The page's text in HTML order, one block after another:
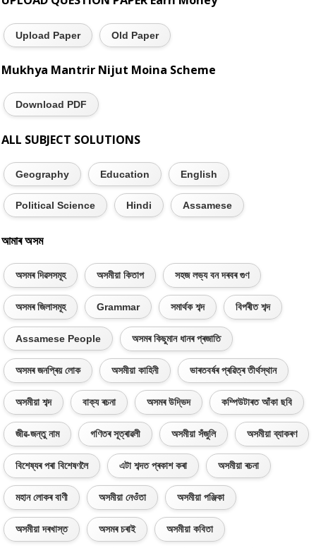
Upload Paper Old Paper
Mukhya Mantrir Nijut Moina Scheme
Download PDF
ALL SUBJECT SOLUTIONS
Geography Education English
Political Science Hindi Assamese
আমাৰ অসম
অসমৰ দিৱসসমূহ অসমীয়া কিতাপ সহজ লভ্য বন দৰবৰ গুণ
অসমৰ জিলাসমূহ Grammar সমাৰ্থক শব্দ বিপৰীত শব্দ
Assamese People অসমৰ কিছুমান ধানৰ প্ৰজাতি
অসমৰ জনপ্ৰিয় লোক অসমীয়া কাহিনী ভাৰতবৰ্ষৰ প্ৰৱিত্ৰ তীৰ্থস্থান
অসমীয়া শব্দ বাক্য ৰচনা অসমৰ উদ্ভিদ কম্পিউটাৰত আঁকা ছবি
জীৱ-জন্তু নাম গণিতৰ সূত্ৰাৱলী অসমীয়া সঁজুলি অসমীয়া ব্যাকৰণ
বিশেষ্যৰ পৰা বিশেষণলৈ এটা শব্দত প্ৰকাশ কৰা অসমীয়া ৰচনা
মহান লোকৰ বাণী অসমীয়া নেওঁতা অসমীয়া পঞ্জিকা
অসমীয়া দৰখাস্ত অসমৰ চৰাই অসমীয়া কবিতা